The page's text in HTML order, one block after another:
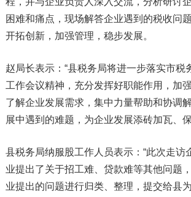
困难和痛点，现场解答企业遇到的税收问
开拓创新，加强管理，稳步发展。
赵局长表示：“县税务局将进一步落实市税
工作会议精神，充分发挥好职能作用，加
了解企业发展需求，集中力量帮助和协调
展中遇到的难题，为企业发展添砖加瓦、
县税务局纳服股工作人员表示：“此次走访
业提出了关于招工难、贷款难等其他问题
业提出的问题进行归类、整理，提交给县